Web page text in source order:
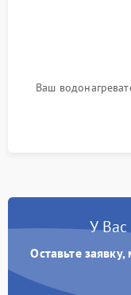
Ваш
У Вас
Оставьте